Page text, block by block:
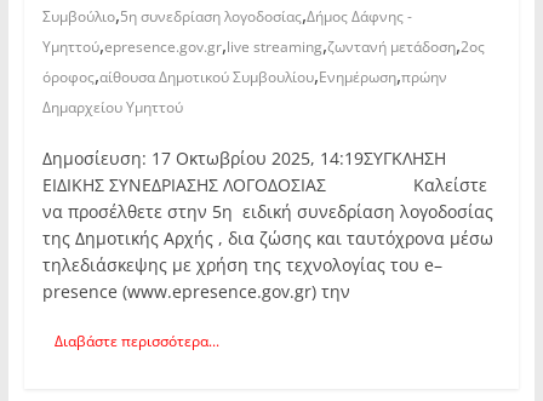
Συμβούλιο,5η συνεδρίαση λογοδοσίας,Δήμος Δάφνης -
Υμηττού,epresence.gov.gr,live streaming,ζωντανή μετάδοση,2ος
όροφος,αίθουσα Δημοτικού Συμβουλίου,Ενημέρωση,πρώην
Δημαρχείου Υμηττού
Δημοσίευση: 17 Οκτωβρίου 2025, 14:19ΣΥΓΚΛΗΣΗ
ΕΙΔΙΚΗΣ ΣΥΝΕΔΡΙΑΣΗΣ ΛΟΓΟΔΟΣΙΑΣ Καλείστε
να προσέλθετε στην 5η ειδική συνεδρίαση λογοδοσίας
της Δημοτικής Αρχής , δια ζώσης και ταυτόχρονα μέσω
τηλεδιάσκεψης με χρήση της τεχνολογίας του e–
presence (www.epresence.gov.gr) την
Διαβάστε περισσότερα...